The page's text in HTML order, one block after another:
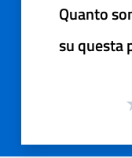
Quanto
su questa